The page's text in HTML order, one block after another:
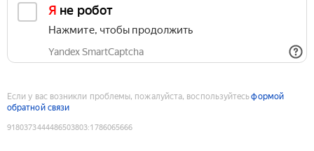
Я не робот
Нажмите, чтобы продолжить
Yandex SmartCaptcha
Если у вас возникли проблемы, пожалуйста, воспользуйтесьформой
обратной связи
9180373444486503803:1786065666